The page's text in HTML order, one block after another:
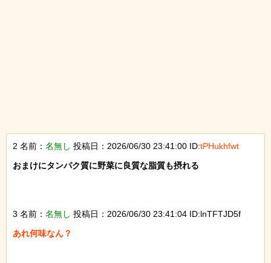
2 名前： 名無し 投稿日：2026/06/30 23:41:00 ID:tPHukhfwt
おまけにタンパク質に野菜に良質な脂質も摂れる
3 名前： 名無し 投稿日：2026/06/30 23:41:04 ID:lnTFTJD5f
あれ何味なん？